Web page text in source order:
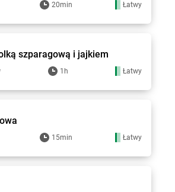
20min Łatwy
szparagową i jajkiem
1h Łatwy
15min Łatwy